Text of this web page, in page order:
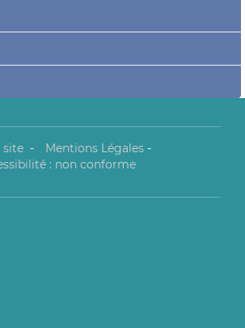
site - Mentions Légales -
: non conforme